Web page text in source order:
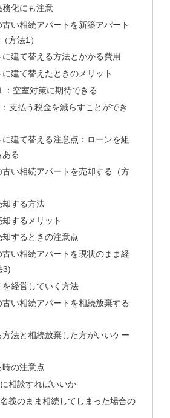
化にも注意
い相続アパートを新築アパート
方法1）
建て替える方法とかかる費用
建て替えたときのメリット
：空室対策に期待できる
支払う税金を減らすことができ
建て替える注意点：ローンを組
る
い相続アパートを売却する（方
却する方法
するメリット
するときの注意点
い相続アパートを現状のまま経
3)
経営していく方法
い相続アパートを相続放棄する
法と相続放棄した方がいいケー
の注意点
相談すればいいか
義のまま相続してしまった場合の